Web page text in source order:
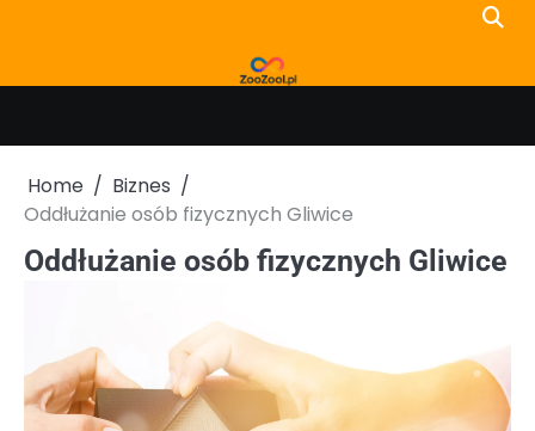
Home
Biznes
Oddłużanie osób fizycznych Gliwice
Oddłużanie osób fizycznych Gliwice